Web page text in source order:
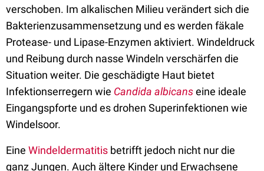
verschoben. Im alkalischen Milieu verändert sich die
Bakterienzusammensetzung und es werden fäkale
Protease- und Lipase-Enzymen aktiviert. Windeldruck
und Reibung durch nasse Windeln verschärfen die
Situation weiter. Die geschädigte Haut bietet
Infektionserregern wie Candida albicanseine ideale
Eingangspforte und es drohen Superinfektionen wie
Windelsoor.
Eine Windeldermatitis betrifft jedoch nicht nur die
ganz Jungen. Auch ältere Kinder und Erwachsene